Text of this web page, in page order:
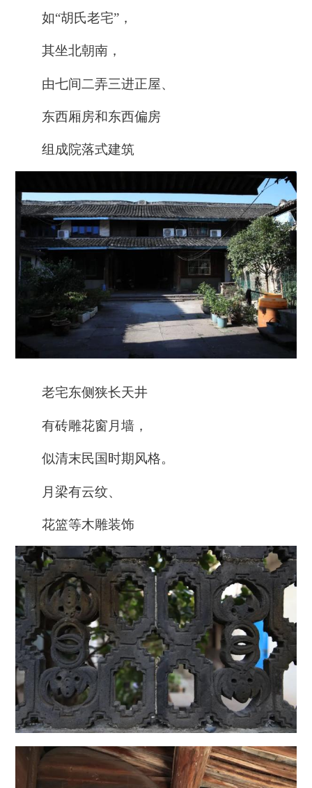
如“胡氏老宅”，
其坐北朝南，
由七间二弄三进正屋、
东西厢房和东西偏房
组成院落式建筑
老宅东侧狭长天井
有砖雕花窗月墙，
似清末民国时期风格。
月梁有云纹、
花篮等木雕装饰